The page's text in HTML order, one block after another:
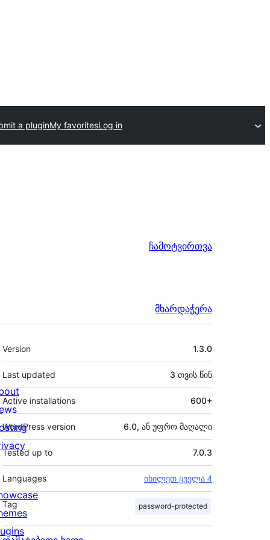
a pluginMy favoritesLog in
ჩამოტვირთვა
მხარდაჭერა
მეტა
Version 1.3.0
Last updated 3 თვის წინ
Active installations 600+
WordPress version 6.0, ან უფრო მაღალი
Tested up to 7.0.3
Languages იხილეთ ყველა 4
Tag password-protected